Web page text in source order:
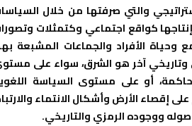
والتي صرفتها من خلال
كواقع اجتماعي وكتمثلات
الأفراد والجماعات المشبعة
وتاريخي آخر هو الشرق، سواء على
أو على مستوى السياسة
إقصاء الأرض وأشكال الانتماء
ووجوده الرمزي والتاريخي.